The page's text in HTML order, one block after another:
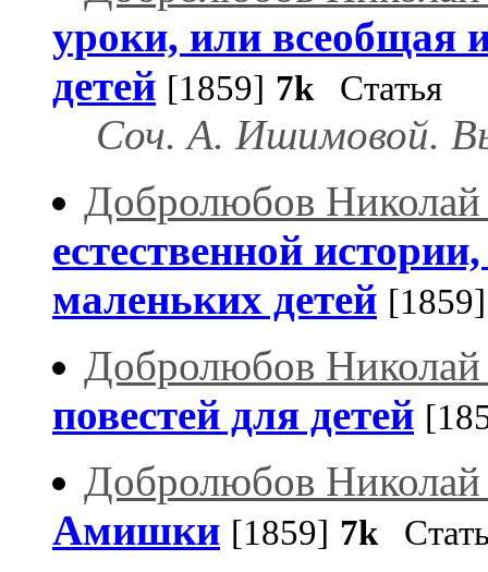
уроки, или всеобщая
детей [1859] 7kСтатья
Соч. А. Ишимовой.
Добролюбов Николай
естественной
маленьких детей [1859]
Добролюбов Николай
повестей для детей
Добролюбов Николай
Амишки [1859] 7k